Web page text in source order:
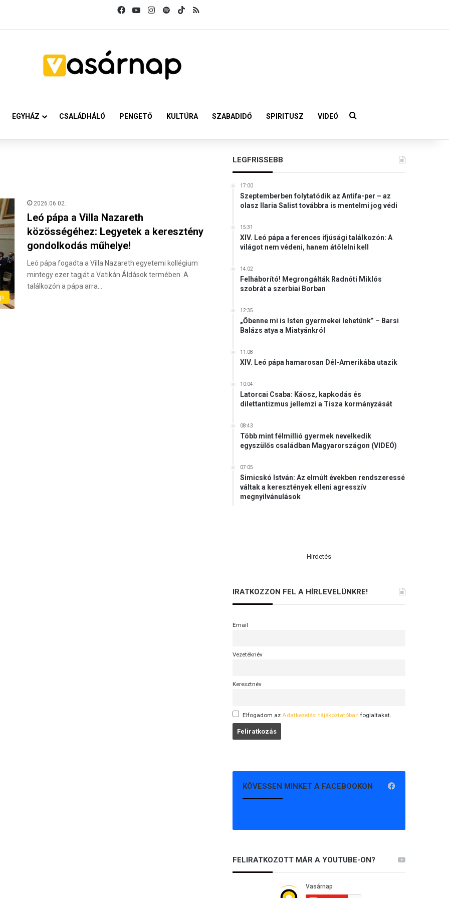
FacebookYouTubeInstagram
SpotifyTikTok
EGYHÁZ CSALÁDHÁLÓ PENGETŐ KULTÚRA SZABADIDŐ SPIRITUSZ VIDEÓ Keresés:
2026.06.02.
Leó pápa a Villa Nazareth
közösségéhez: Legyetek a keresztény
gondolkodás műhelye!
Leó pápa fogadta a Villa Nazareth egyetemi kollégium
mintegy ezer tagját a Vatikán Áldások termében. A
találkozón a pápa arra…
LEGFRISSEBB
17:00
Szeptemberben folytatódik az Antifa-per – az
olasz Ilaria Salist továbbra is mentelmi jog védi
15:31
XIV. Leó pápa a ferences ifjúsági találkozón: A
világot nem védeni, hanem átölelni kell
14:02
Felháborító! Megrongálták Radnóti Miklós
szobrát a szerbiai Borban
12:35
„Őbenne mi is Isten gyermekei lehetünk” – Barsi
Balázs atya a Miatyánkról
11:08
XIV. Leó pápa hamarosan Dél-Amerikába utazik
10:04
Latorcai Csaba: Káosz, kapkodás és
dilettantizmus jellemzi a Tisza kormányzását
08:43
Több mint félmillió gyermek nevelkedik
egyszülős családban Magyarországon (VIDEÓ)
07:05
Simicskó István: Az elmúlt években rendszeressé
váltak a keresztények elleni agresszív
megnyilvánulások
.
Hirdetés
IRATKOZZON FEL A HÍRLEVELÜNKRE!
Email
Vezetéknév
Keresztnév
Elfogadom az Adatkezelési tájékoztatóban foglaltakat.
KÖVESSEN MINKET A FACEBOOKON
FELIRATKOZOTT MÁR A YOUTUBE-ON?